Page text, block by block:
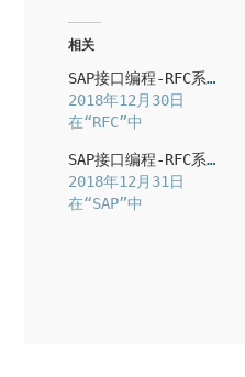
相关
SAP接口编程-RFC系列05 : Table作为输出参数
2018年12月30日
在“RFC”中
SAP接口编程-RFC系列07 : 通用的数据库表读取
2018年12月31日
在“SAP”中